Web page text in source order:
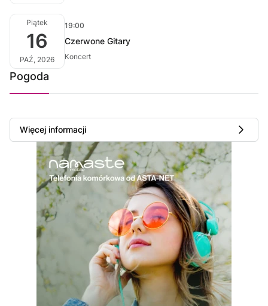
Piątek
16
PAŹ, 2026
19:00
Czerwone Gitary
Koncert
Pogoda
Więcej informacji